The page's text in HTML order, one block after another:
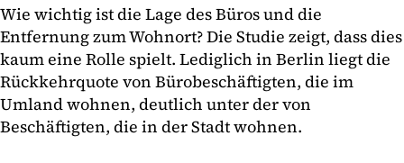
Wie wichtig ist die Lage des Büros und die
Entfernung zum Wohnort? Die Studie zeigt, dass dies
kaum eine Rolle spielt. Lediglich in Berlin liegt die
Rückkehrquote von Bürobeschäftigten, die im
Umland wohnen, deutlich unter der von
Beschäftigten, die in der Stadt wohnen.